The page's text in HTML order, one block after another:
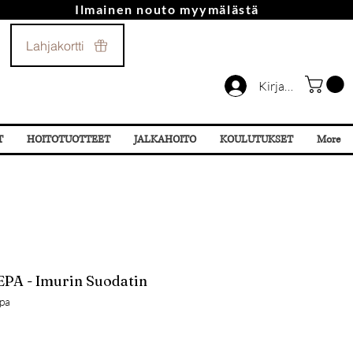
Kirjaudu
Ilmainen nouto myymälästä
Lahjakortti
HOITOTUOTTEET JALKAHOITO KOULUTUKSET More
- Imurin Suodatin